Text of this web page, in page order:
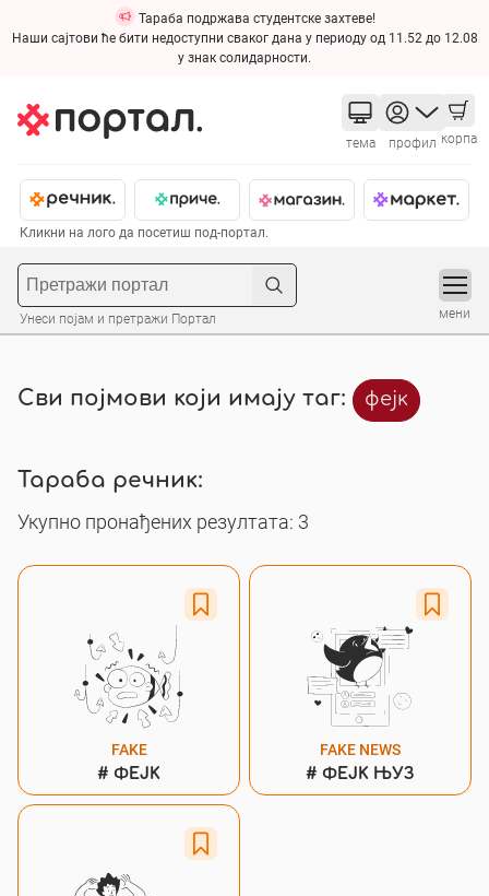
Тараба подржава студентске захтеве!
Наши сајтови ће бити недоступни сваког дана у периоду од 11.52 до 12.08
у знак солидарности.
тема профил корпа
Кликни на лого да посетиш под-портал.
Унеси појам и претражи Портал мени
Сви појмови који имају таг: фејк
Тараба речник:
Укупно пронађених резултата: 3
FAKE
# ФЕЈК
FAKE NEWS
# ФЕЈК ЊУЗ